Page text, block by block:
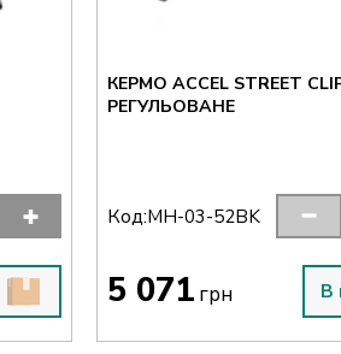
КЕРМО ACCEL STREET
РЕГУЛЬОВАНЕ
Код:MH-03-52BK
5 071 грн В